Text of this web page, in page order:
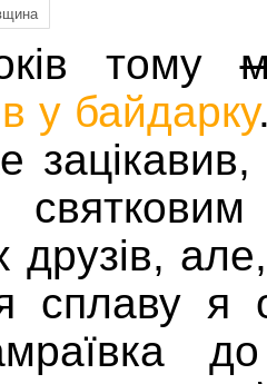
тому
у байдарку
друзів,
сплаву я